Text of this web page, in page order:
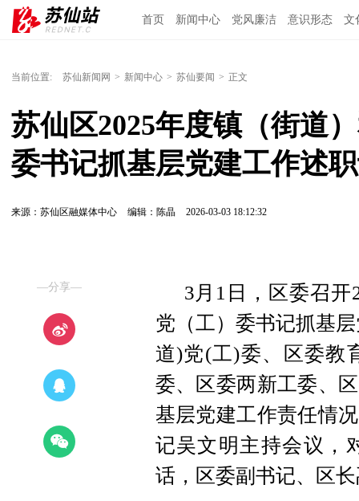
首页 新闻中心 党风廉洁 意识形态 文
当前位置: 苏仙新闻网 > 新闻中心 > 苏仙要闻 > 正文
苏仙区2025年度镇（街道
委书记抓基层党建工作述
来源：苏仙区融媒体中心 编辑：陈晶 2026-03-03 18:12:32
—分享—
3月1日，区委召
党（工）委书记抓基
道)党(工)委、区委教
委、区委两新工委、
基层党建工作责任情
记吴文明主持会议，
话，区委副书记、区